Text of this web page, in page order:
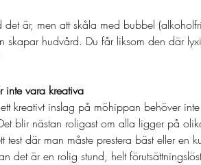
det är, men att skåla med bubbel
skapar hudvård. Du får liksom den där
inte vara kreativa
kreativt inslag på möhippan behöver
blir nästan roligast om alla ligger på
test där man måste prestera bäst eller en
det är en rolig stund, helt